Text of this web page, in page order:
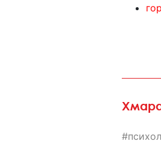
Хмара